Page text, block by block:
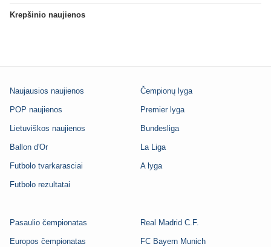
Krepšinio naujienos
Naujausios naujienos
POP naujienos
Lietuviškos naujienos
Ballon d'Or
Futbolo tvarkarasciai
Futbolo rezultatai
Čempionų lyga
Premier lyga
Bundesliga
La Liga
A lyga
Pasaulio čempionatas
Europos čempionatas
Real Madrid C.F.
FC Bayern Munich